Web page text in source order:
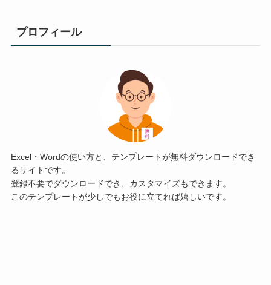
プロフィール
Excel・Wordの使い方と、テンプレートが無料ダウンロードでき
るサイトです。
登録不要でダウンロードでき、カスタマイズもできます。
このテンプレートが少しでもお役に立てれば嬉しいです。